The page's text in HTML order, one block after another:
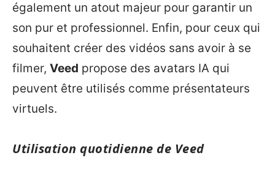
également un atout majeur pour garantir un
son pur et professionnel. Enfin, pour ceux qui
souhaitent créer des vidéos sans avoir à se
filmer, Veed propose des avatars IA qui
peuvent être utilisés comme présentateurs
virtuels.
Utilisation quotidienne de Veed